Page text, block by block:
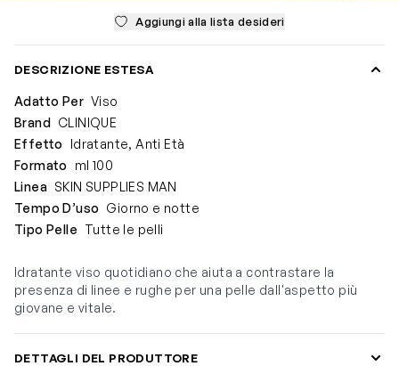
Aggiungi alla lista desideri
DESCRIZIONE ESTESA
Adatto Per Viso
Brand CLINIQUE
Effetto
Idratante, Anti Età
Formato
ml 100
Linea SKIN SUPPLIES MAN
Tempo D’uso Giorno e notte
Tipo Pelle Tutte le pelli
Idratante viso quotidiano che aiuta a contrastare la
presenza di linee e rughe per una pelle dall'aspetto più
giovane e vitale.
DETTAGLI DEL PRODUTTORE